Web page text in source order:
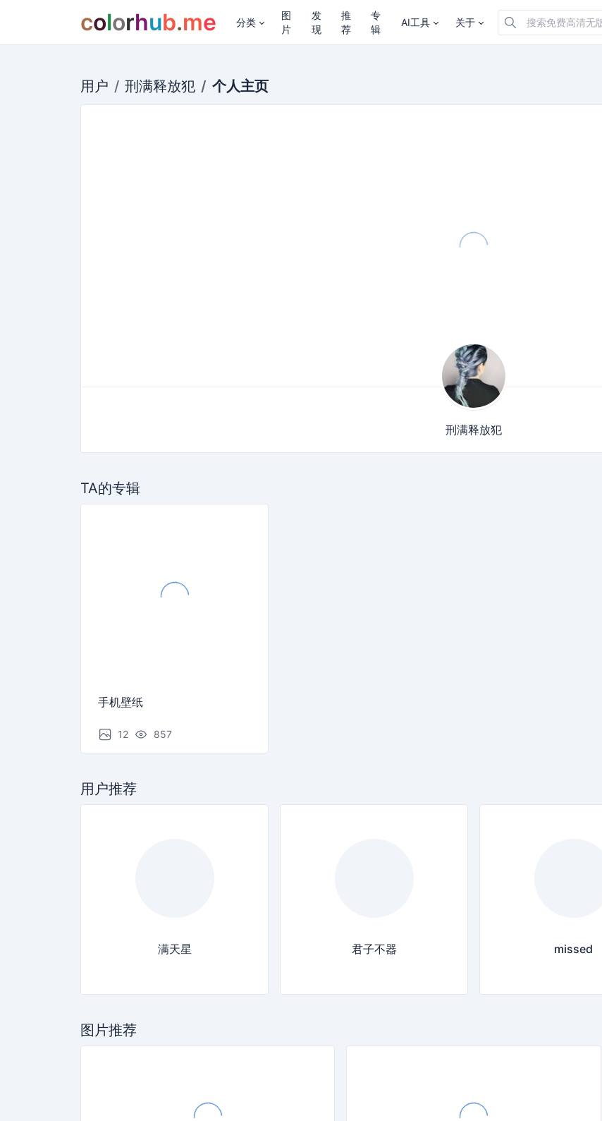
colorhub.me 分类
图
片
发
现
推
荐
专
辑
AI工具 关于
用户 刑满释放犯 个人主页
刑满释放犯
TA的专辑
手机壁纸
12 857
用户推荐
满天星 君子不器 missed
图片推荐